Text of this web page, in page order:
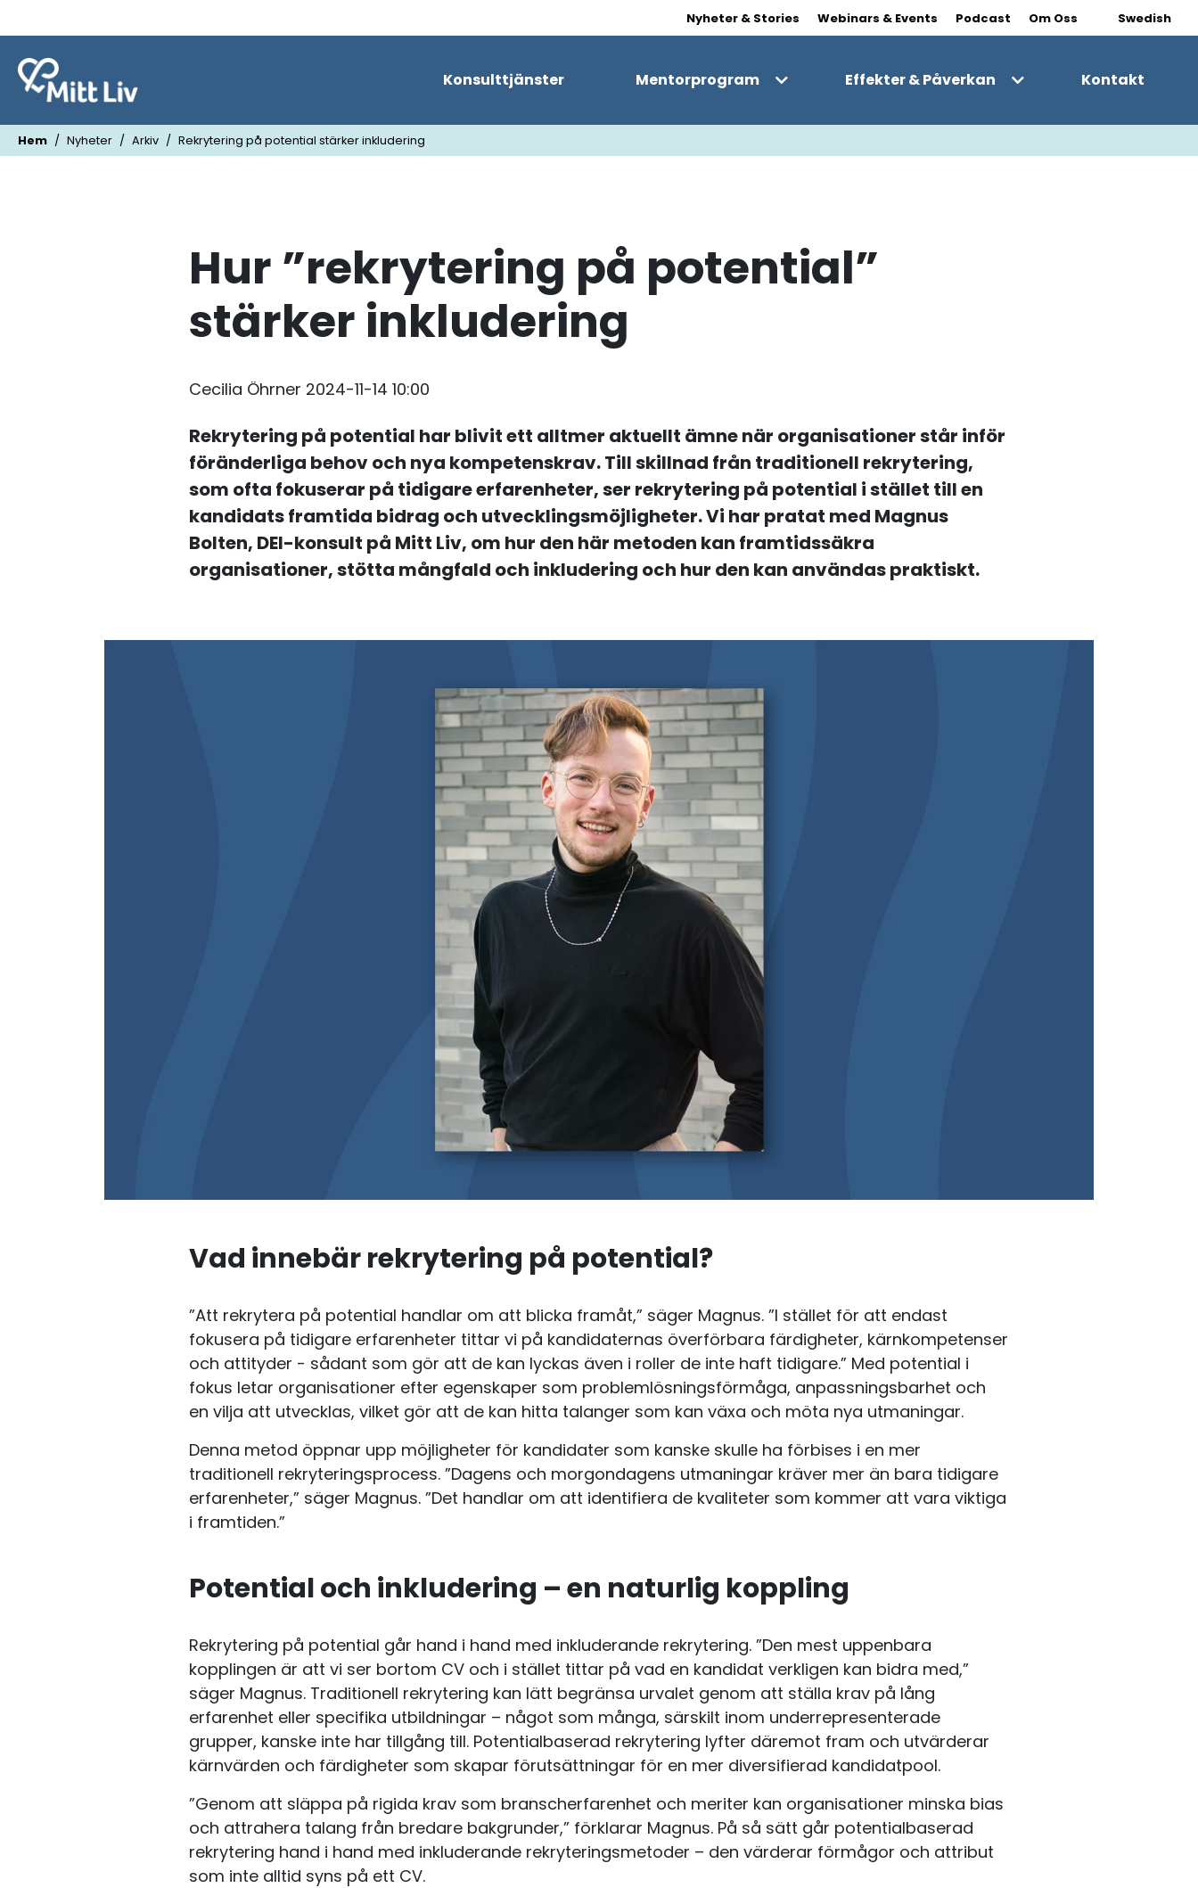
Nyheter & Stories Webinars & Events Podcast Om Oss Swedish
Konsulttjänster Mentorprogram Effekter & Påverkan Kontakt
Hem Nyheter Arkiv Rekrytering på potential stärker inkludering
Hur ”rekrytering på potential”
stärker inkludering
Cecilia Öhrner 2024-11-14 10:00
Rekrytering på potential har blivit ett alltmer aktuellt ämne när organisationer står inför
föränderliga behov och nya kompetenskrav. Till skillnad från traditionell rekrytering,
som ofta fokuserar på tidigare erfarenheter, ser rekrytering på potential i stället till en
kandidats framtida bidrag och utvecklingsmöjligheter. Vi har pratat med Magnus
Bolten, DEI-konsult på Mitt Liv, om hur den här metoden kan framtidssäkra
organisationer, stötta mångfald och inkludering och hur den kan användas praktiskt.
Vad innebär rekrytering på potential?
”Att rekrytera på potential handlar om att blicka framåt,” säger Magnus. ”I stället för att endast
fokusera på tidigare erfarenheter tittar vi på kandidaternas överförbara färdigheter, kärnkompetenser
och attityder - sådant som gör att de kan lyckas även i roller de inte haft tidigare.” Med potential i
fokus letar organisationer efter egenskaper som problemlösningsförmåga, anpassningsbarhet och
en vilja att utvecklas, vilket gör att de kan hitta talanger som kan växa och möta nya utmaningar.
Denna metod öppnar upp möjligheter för kandidater som kanske skulle ha förbises i en mer
traditionell rekryteringsprocess. ”Dagens och morgondagens utmaningar kräver mer än bara tidigare
erfarenheter,” säger Magnus. ”Det handlar om att identifiera de kvaliteter som kommer att vara viktiga
i framtiden.”
Potential och inkludering – en naturlig koppling
Rekrytering på potential går hand i hand med inkluderande rekrytering. ”Den mest uppenbara
kopplingen är att vi ser bortom CV och i stället tittar på vad en kandidat verkligen kan bidra med,”
säger Magnus. Traditionell rekrytering kan lätt begränsa urvalet genom att ställa krav på lång
erfarenhet eller specifika utbildningar – något som många, särskilt inom underrepresenterade
grupper, kanske inte har tillgång till. Potentialbaserad rekrytering lyfter däremot fram och utvärderar
kärnvärden och färdigheter som skapar förutsättningar för en mer diversifierad kandidatpool.
”Genom att släppa på rigida krav som branscherfarenhet och meriter kan organisationer minska bias
och attrahera talang från bredare bakgrunder,” förklarar Magnus. På så sätt går potentialbaserad
rekrytering hand i hand med inkluderande rekryteringsmetoder – den värderar förmågor och attribut
som inte alltid syns på ett CV.